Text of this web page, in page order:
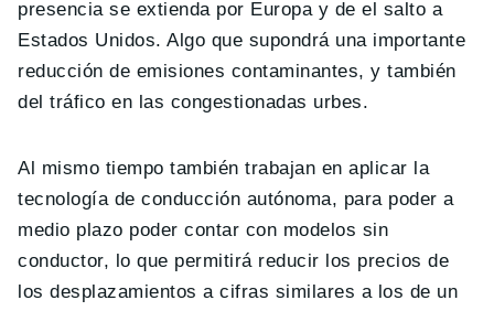
presencia se extienda por Europa y de el salto a
Estados Unidos. Algo que supondrá una importante
reducción de emisiones contaminantes, y también
del tráfico en las congestionadas urbes.
Al mismo tiempo también trabajan en aplicar la
tecnología de conducción autónoma, para poder a
medio plazo poder contar con modelos sin
conductor, lo que permitirá reducir los precios de
los desplazamientos a cifras similares a los de un